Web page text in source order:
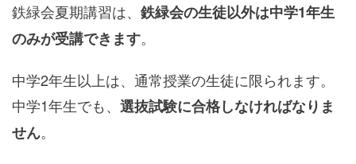
鉄緑会夏期講習は、 鉄緑会の生徒以外は中学1年生
のみが受講できます。
中学2年生以上は、通常授業の生徒に限られます。
中学1年生でも、 選抜試験に合格しなければなりま
せん。